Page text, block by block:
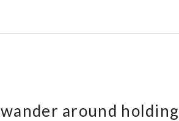
wander around